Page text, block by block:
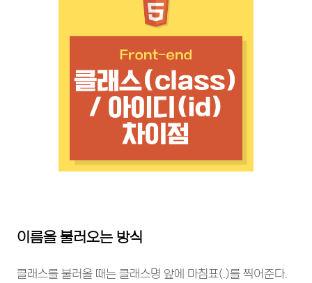
이름을 불러오는 방식
클래스를 불러올 때는 클래스명 앞에 마침표(.)를 찍어준다.